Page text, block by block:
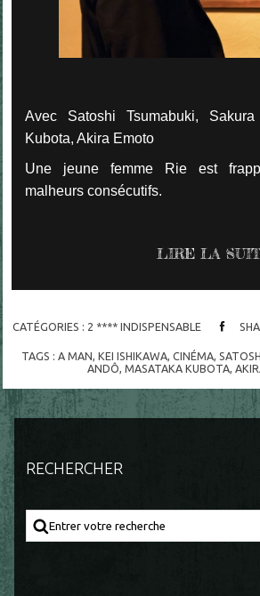
Avec Satoshi Tsumabuki,
Kubota, Akira Emoto
Une jeune femme Rie est
malheurs consécutifs.
LIRE LA
CATÉGORIES : 2 **** INDISPENSABLE
TAGS : A MAN ,KEI ISHIKAWA ,CINÉMA ,
ANDÔ ,MASATAKA KUBOTA
RECHERCHER